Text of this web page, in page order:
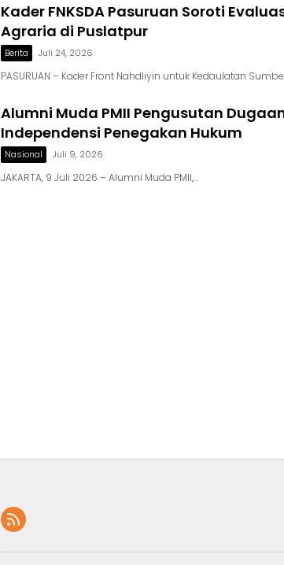
Kader FNKSDA Pasuruan Soroti
Agraria di Puslatpur
Berita Juli 24, 2026
PASURUAN – Kader Front Nahdliyin untuk Kedaulatan
Alumni Muda PMII Pengusutan
Independensi Penegakan Hukum
Nasional Juli 9, 2026
JAKARTA, 9 Juli 2026 – Alumni Muda PMII,…